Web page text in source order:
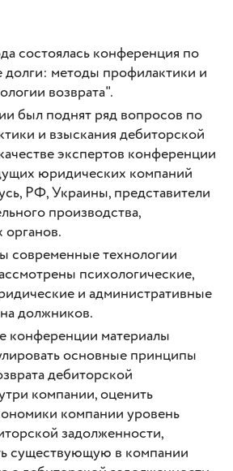
состоялась конференция по
методы профилактики и
возврата".
был поднят ряд вопросов по
и взыскания дебиторской
экспертов конференции
юридических компаний
РФ, Украины, представители
производства,
современные технологии
психологические,
и административные
должников.
конференции материалы
основные принципы
дебиторской
компании, оценить
компании уровень
задолженности,
существующую в компании